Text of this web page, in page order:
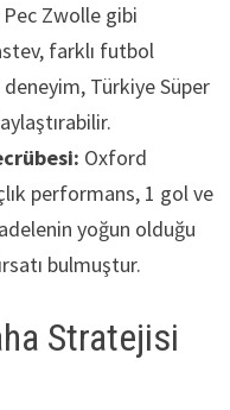
Pec Zwolle gibi
farklı futbol
Türkiye Süper
Oxford
performans, 1 gol ve
yoğun olduğu
bulmuştur.
Stratejisi